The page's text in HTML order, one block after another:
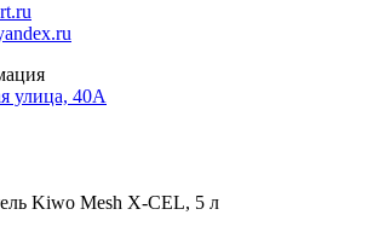
улица, 40А
Kiwo Mesh X-CEL, 5 л